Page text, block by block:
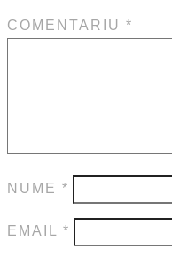
COMENTARIU *
NUME *
EMAIL *